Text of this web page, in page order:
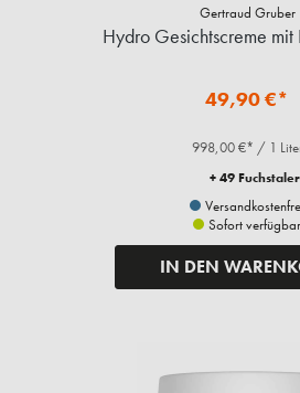
Gertraud Gruber
Hydro Gesichtscreme mit
49,90 €*
998,00 €* / 1
+ 49 Fuchstaler
Sofort verfügbar
IN DEN